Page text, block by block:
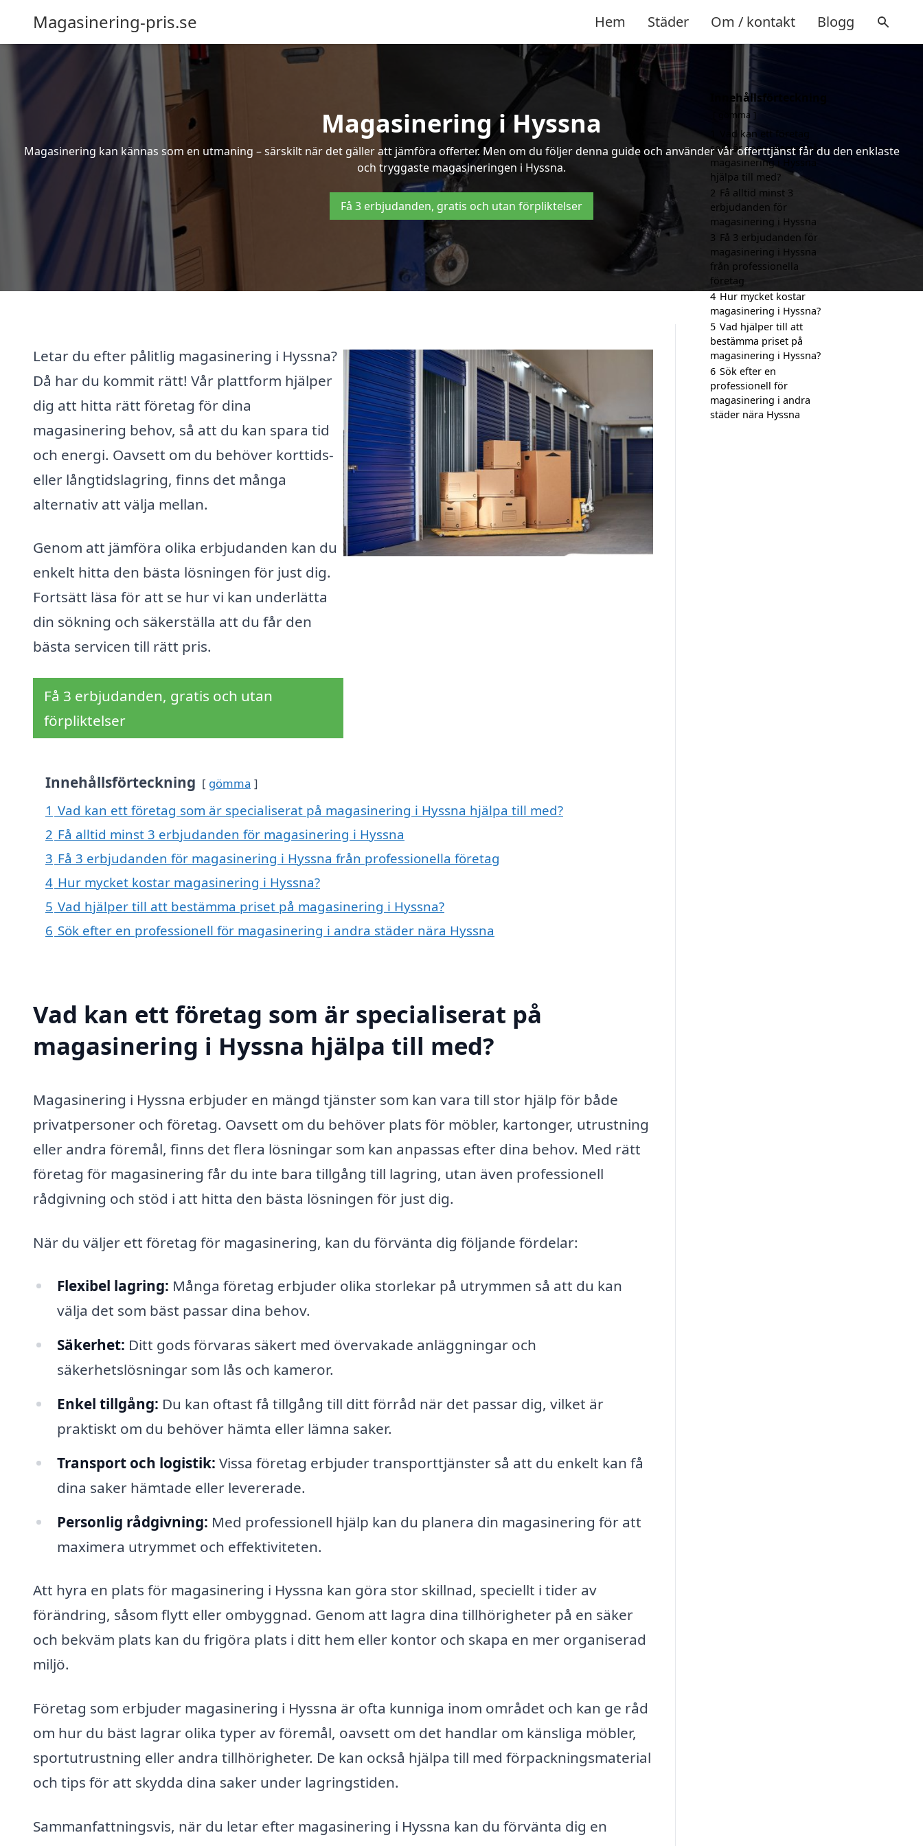
Magasinering-pris.se Hem Städer Om / kontakt Blogg
Magasinering i Hyssna
Magasinering kan kännas som en utmaning – särskilt när det gäller att jämföra offerter. Men om du följer denna guide och använder vår offerttjänst får du den enklaste
och tryggaste magasineringen i Hyssna.
Få 3 erbjudanden, gratis och utan förpliktelser
Letar du efter pålitlig magasinering i Hyssna?
Då har du kommit rätt! Vår plattform hjälper
dig att hitta rätt företag för dina
magasinering behov, så att du kan spara tid
och energi. Oavsett om du behöver korttids-
eller långtidslagring, finns det många
alternativ att välja mellan.
Genom att jämföra olika erbjudanden kan du
enkelt hitta den bästa lösningen för just dig.
Fortsätt läsa för att se hur vi kan underlätta
din sökning och säkerställa att du får den
bästa servicen till rätt pris.
Få 3 erbjudanden, gratis och utan
förpliktelser
Innehållsförteckning gömma
1 Vad kan ett företag som är specialiserat på magasinering i Hyssna hjälpa till med?
2 Få alltid minst 3 erbjudanden för magasinering i Hyssna
3 Få 3 erbjudanden för magasinering i Hyssna från professionella företag
4 Hur mycket kostar magasinering i Hyssna?
5 Vad hjälper till att bestämma priset på magasinering i Hyssna?
6 Sök efter en professionell för magasinering i andra städer nära Hyssna
Vad kan ett företag som är specialiserat på
magasinering i Hyssna hjälpa till med?
Magasinering i Hyssna erbjuder en mängd tjänster som kan vara till stor hjälp för både
privatpersoner och företag. Oavsett om du behöver plats för möbler, kartonger, utrustning
eller andra föremål, finns det flera lösningar som kan anpassas efter dina behov. Med rätt
företag för magasinering får du inte bara tillgång till lagring, utan även professionell
rådgivning och stöd i att hitta den bästa lösningen för just dig.
När du väljer ett företag för magasinering, kan du förvänta dig följande fördelar:
Flexibel lagring: Många företag erbjuder olika storlekar på utrymmen så att du kan
välja det som bäst passar dina behov.
Säkerhet: Ditt gods förvaras säkert med övervakade anläggningar och
säkerhetslösningar som lås och kameror.
Enkel tillgång: Du kan oftast få tillgång till ditt förråd när det passar dig, vilket är
praktiskt om du behöver hämta eller lämna saker.
Transport och logistik: Vissa företag erbjuder transporttjänster så att du enkelt kan få
dina saker hämtade eller levererade.
Personlig rådgivning: Med professionell hjälp kan du planera din magasinering för att
maximera utrymmet och effektiviteten.
Att hyra en plats för magasinering i Hyssna kan göra stor skillnad, speciellt i tider av
förändring, såsom flytt eller ombyggnad. Genom att lagra dina tillhörigheter på en säker
och bekväm plats kan du frigöra plats i ditt hem eller kontor och skapa en mer organiserad
miljö.
Företag som erbjuder magasinering i Hyssna är ofta kunniga inom området och kan ge råd
om hur du bäst lagrar olika typer av föremål, oavsett om det handlar om känsliga möbler,
sportutrustning eller andra tillhörigheter. De kan också hjälpa till med förpackningsmaterial
och tips för att skydda dina saker under lagringstiden.
Sammanfattningsvis, när du letar efter magasinering i Hyssna kan du förvänta dig en
Innehållsförteckning
gömma
Vad kan ett företag
som är specialiserat på
magasinering i Hyssna
hjälpa till med?
2 Få alltid minst 3
erbjudanden för
magasinering i Hyssna
3 Få 3 erbjudanden för
magasinering i Hyssna
från professionella
företag
4 Hur mycket kostar
magasinering i Hyssna?
5 Vad hjälper till att
bestämma priset på
magasinering i Hyssna?
6 Sök efter en
professionell för
magasinering i andra
städer nära Hyssna